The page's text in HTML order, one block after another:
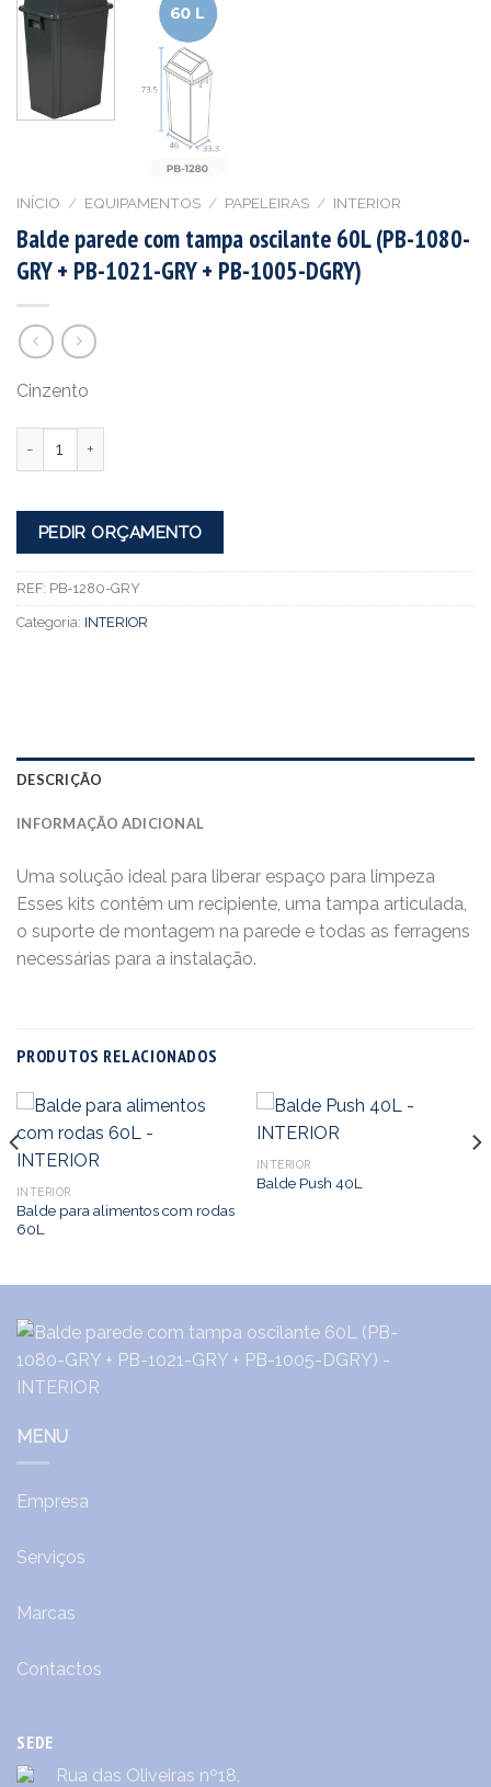
INÍCIO / EQUIPAMENTOS / PAPELEIRAS / INTERIOR
Balde parede com tampa oscilante 60L (PB-1080-
GRY + PB-1021-GRY + PB-1005-DGRY)
Cinzento
PEDIR ORÇAMENTO
REF: PB-1280-GRY
Categoria: INTERIOR
DESCRIÇÃO
INFORMAÇÃO ADICIONAL
Uma solução ideal para liberar espaço para limpeza
Esses kits contêm um recipiente, uma tampa articulada,
o suporte de montagem na parede e todas as ferragens
necessárias para a instalação.
PRODUTOS RELACIONADOS
INTERIOR
Balde para alimentos com rodas
60L
INTERIOR
Balde Push 40L
MENU
Empresa
Serviços
Marcas
Contactos
SEDE
Rua das Oliveiras nº18,